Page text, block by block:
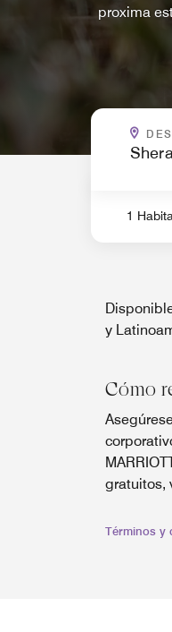
proxima
.
1
y
Cómo
gratuitos,
Términos y